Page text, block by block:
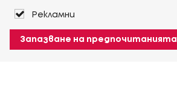
Рекламни
Запазване на предпочитанията